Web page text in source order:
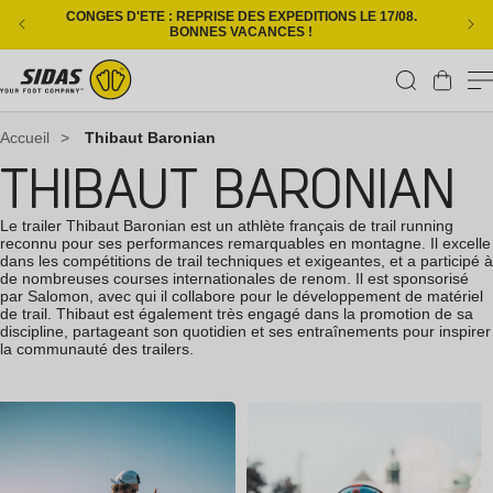
Ignorer et passer au contenu
CONGES D'ETE : REPRISE DES EXPEDITIONS LE 17/08.
BONNES VACANCES !
Panier
Accueil > Thibaut Baronian
THIBAUT BARONIAN
Le trailer Thibaut Baronian est un athlète français de trail running
reconnu pour ses performances remarquables en montagne. Il excelle
dans les compétitions de trail techniques et exigeantes, et a participé à
de nombreuses courses internationales de renom. Il est sponsorisé
par Salomon, avec qui il collabore pour le développement de matériel
de trail. Thibaut est également très engagé dans la promotion de sa
discipline, partageant son quotidien et ses entraînements pour inspirer
la communauté des trailers.